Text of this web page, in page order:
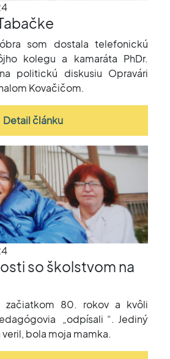
som dostala telefonickú
kolegu a kamaráta PhDr.
politickú diskusiu Opravári
Kovačičom.
Detail článku
so školstvom na
začiatkom 80. rokov a kvôli
„odpísali “. Jediný
bola moja mamka.